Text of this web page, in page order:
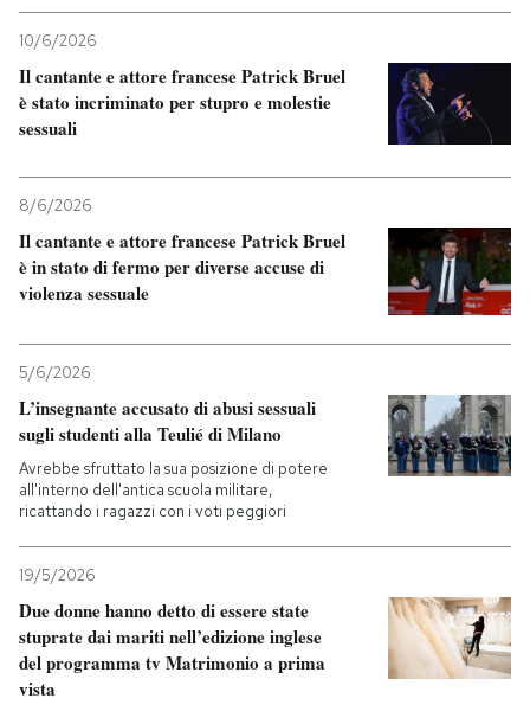
I MIEI PREFERITI
AREA PERSONALE
Entra
10/6/2026
Il cantante e attore francese Patrick Bruel
è stato incriminato per stupro e molestie
sessuali
8/6/2026
Il cantante e attore francese Patrick Bruel
è in stato di fermo per diverse accuse di
violenza sessuale
5/6/2026
L’insegnante accusato di abusi sessuali
sugli studenti alla Teulié di Milano
Avrebbe sfruttato la sua posizione di potere
all'interno dell'antica scuola militare,
ricattando i ragazzi con i voti peggiori
19/5/2026
Due donne hanno detto di essere state
stuprate dai mariti nell’edizione inglese
del programma tv Matrimonio a prima
vista